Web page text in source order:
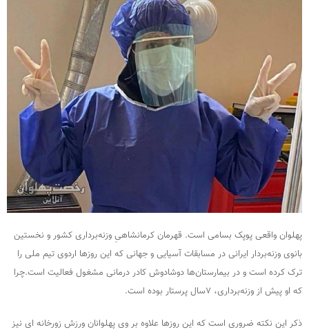
پهلوان واقعی پوپک بسامی است. قهرمان کرمانشاهیِ وزنه‌برداری کشور و نخستین
بانوی وزنه‌بردار ایرانی در مسابقات آسیایی و جهانی که این روزها اردوی تیم ملی را
ترک کرده است و در بیمارستان‌ها دوشادوش کادر درمانی مشغول فعالیت است.چرا
که او پیش از وزنه‌برداری، ۷سال پرستار بوده است.
ذکر این نکته ضروری است که این روزها علاوه بر وی پهلوانان ورزش زورخانه ای نیز